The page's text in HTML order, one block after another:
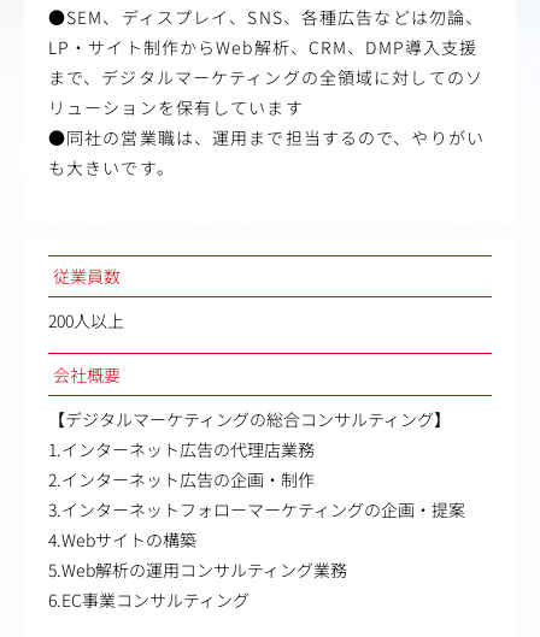
●SEM、ディスプレイ、SNS、各種広告などは勿論、
LP・サイト制作からWeb解析、CRM、DMP導入支援
まで、デジタルマーケティングの全領域に対してのソ
リューションを保有しています
●同社の営業職は、運用まで担当するので、やりがい
も大きいです。
従業員数
200人以上
会社概要
【デジタルマーケティングの総合コンサルティング】
1.インターネット広告の代理店業務
2.インターネット広告の企画・制作
3.インターネットフォローマーケティングの企画・提案
4.Webサイトの構築
5.Web解析の運用コンサルティング業務
6.EC事業コンサルティング